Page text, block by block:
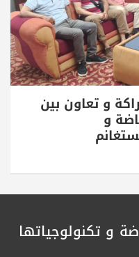
و تعاون بين
و
و تكنولوجياتها